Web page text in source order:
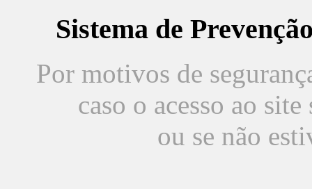
Sistema de
Por motivos de
caso o acesso ao
ou se não